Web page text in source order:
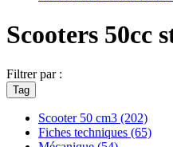
Scooters 50cc
Filtrer par :
Tag
Scooter 50 cm3 (202)
Fiches techniques (65)